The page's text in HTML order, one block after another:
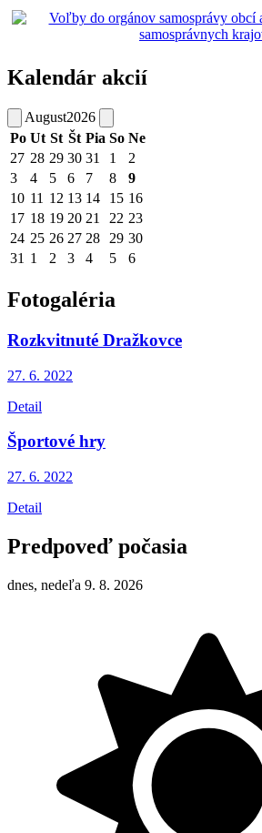
Kalendár akcií
August2026
Po Ut St Št Pia So Ne
27 28 29 30 31 1
2
3
4 5 6 7 8
9
10 11 12 13 14 15 16
17 18 19 20 21 22 23
24 25 26 27 28 29 30
31 1 2 3 4 5 6
Fotogaléria
Rozkvitnuté Dražkovce
27. 6. 2022
Detail
Športové hry
27. 6. 2022
Detail
Predpoveď počasia
dnes, nedeľa 9. 8. 2026